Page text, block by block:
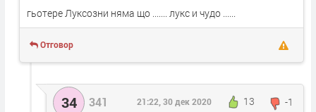
гьотере Луксозни няма що ....... лукс и чудо ......
Отговор
34 341 13 -1
21:22, 30 дек 2020